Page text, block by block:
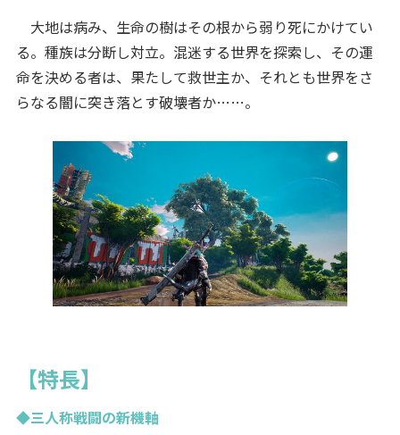
大地は病み、生命の樹はその根から弱り死にかけてい
る。種族は分断し対立。混迷する世界を探索し、その運
命を決める者は、果たして救世主か、それとも世界をさ
らなる闇に突き落とす破壊者か……。
【特長】
◆三人称戦闘の新機軸